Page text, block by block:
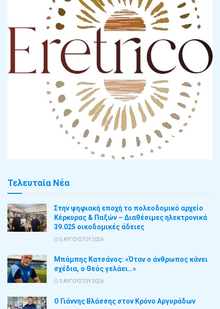
Τελευταία Νέα
Στην ψηφιακή εποχή το πολεοδομικό αρχείο
Κέρκυρας & Παξών – Διαθέσιμες ηλεκτρονικά
39.025 οικοδομικές άδειες
5 ΑΥΓΟΎΣΤΟΥ 2026
Μπάμπης Κατσάνος: «Όταν ο άνθρωπος κάνει
σχέδια, ο Θεός γελάει…»
5 ΑΥΓΟΎΣΤΟΥ 2026
Ο Γιάννης Βλάσσης στον Κρόνο Αργυράδων